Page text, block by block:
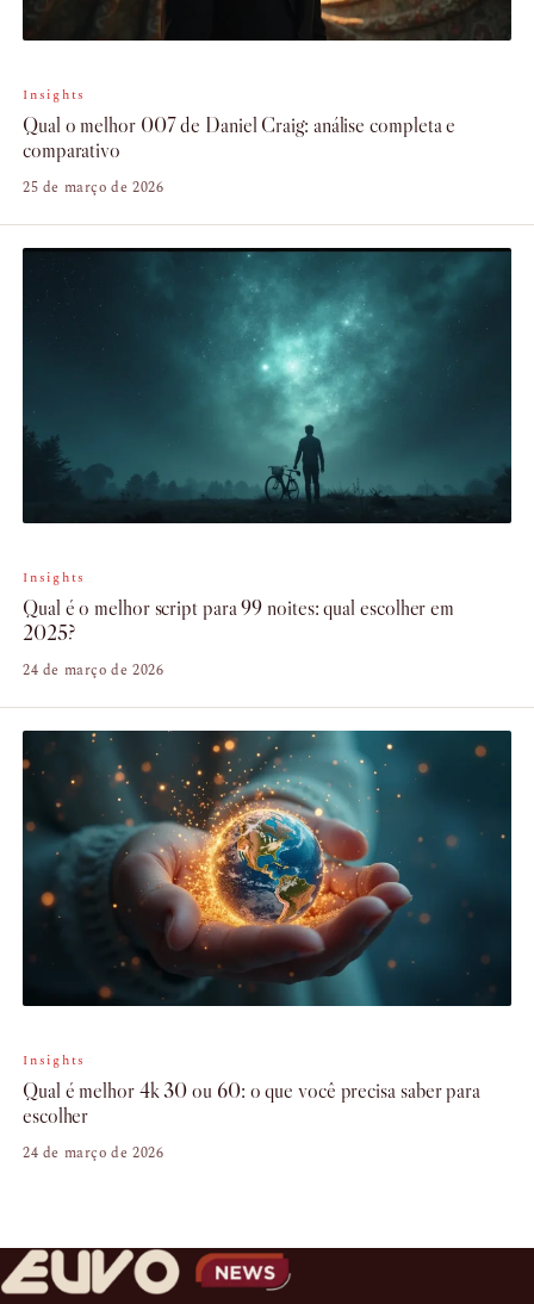
Insights
Qual o melhor 007 de Daniel Craig: análise completa e
comparativo
25 de março de 2026
Insights
Qual é o melhor script para 99 noites: qual escolher em
2025?
24 de março de 2026
Insights
Qual é melhor 4k 30 ou 60: o que você precisa saber para
escolher
24 de março de 2026